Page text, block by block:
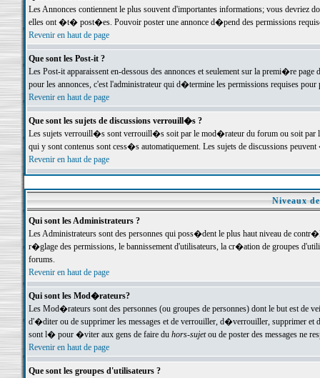
Les Annonces contiennent le plus souvent d'importantes informations; vous devriez
elles ont �t� post�es. Pouvoir poster une annonce d�pend des permissions
Revenir en haut de page
Que sont les Post-it ?
Les Post-it apparaissent en-dessous des annonces et seulement sur la premi�re
pour les annonces, c'est l'administrateur qui d�termine les permissions requises pour
Revenir en haut de page
Que sont les sujets de discussions verrouill�s ?
Les sujets verrouill�s sont verrouill�s soit par le mod�rateur du forum ou soit par
qui y sont contenus sont cess�s automatiquement. Les sujets de discussions
Revenir en haut de page
Niveaux
Qui sont les Administrateurs ?
Les Administrateurs sont des personnes qui poss�dent le plus haut niveau de
r�glage des permissions, le bannissement d'utilisateurs, la cr�ation de groupes
forums.
Revenir en haut de page
Qui sont les Mod�rateurs?
Les Mod�rateurs sont des personnes (ou groupes de personnes) dont le but est de
d'�diter ou de supprimer les messages et de verrouiller, d�verrouiller, supprimer
sont l� pour �viter aux gens de faire du hors-sujetou de poster des messages ne
Revenir en haut de page
Que sont les groupes d'utilisateurs ?